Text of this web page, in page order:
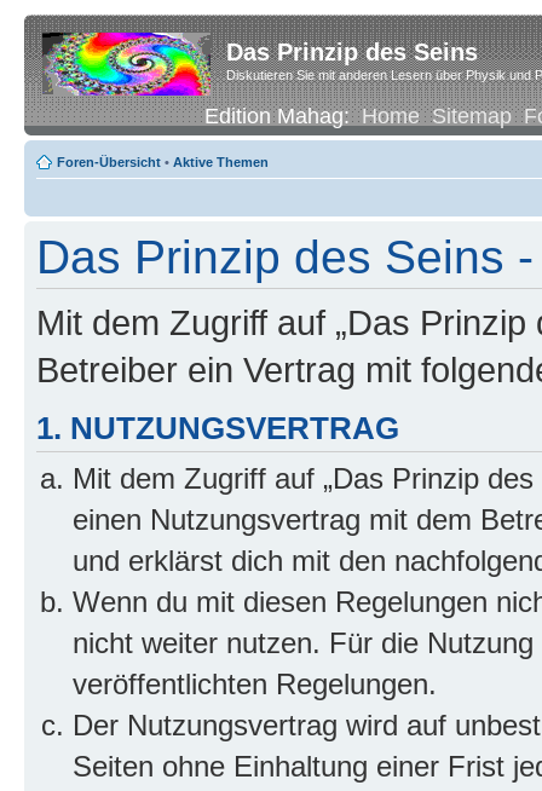
Das Prinzip des Seins
Diskutieren Sie mit anderen Lesern über Physik und
Edition Mahag:Home Sitemap
Foren-Übersicht • Aktive Themen
Das Prinzip des Seins
Mit dem Zugriff auf „Das
Betreiber ein Vertrag mit
1. NUTZUNGSVERTRAG
Mit dem Zugriff auf „Das Prinzip
einen Nutzungsvertrag mit dem
und erklärst dich mit den
Wenn du mit diesen Regelungen
nicht weiter nutzen. Für die
veröffentlichten Regelungen.
Der Nutzungsvertrag wird auf
Seiten ohne Einhaltung einer Frist